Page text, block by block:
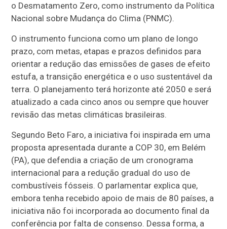
o Desmatamento Zero, como instrumento da Política
Nacional sobre Mudança do Clima (PNMC).
O instrumento funciona como um plano de longo
prazo, com metas, etapas e prazos definidos para
orientar a redução das emissões de gases de efeito
estufa, a transição energética e o uso sustentável da
terra. O planejamento terá horizonte até 2050 e será
atualizado a cada cinco anos ou sempre que houver
revisão das metas climáticas brasileiras.
Segundo Beto Faro, a iniciativa foi inspirada em uma
proposta apresentada durante a COP 30, em Belém
(PA), que defendia a criação de um cronograma
internacional para a redução gradual do uso de
combustíveis fósseis. O parlamentar explica que,
embora tenha recebido apoio de mais de 80 países, a
iniciativa não foi incorporada ao documento final da
conferência por falta de consenso. Dessa forma, a